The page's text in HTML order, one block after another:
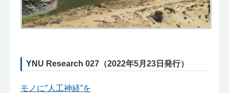
YNU Research 027（2022年5月23日発行）
モノに”人工神経”を